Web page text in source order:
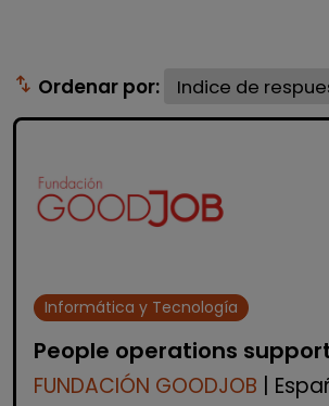
swap_vert Ordenar por:
Informática y Tecnología
People operations
FUNDACIÓN GOODJOB |